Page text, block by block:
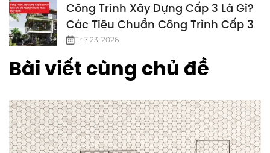
Công Trình Xây Dựng Cấp 3 Là Gì?
Các Tiêu Chuẩn Công Trình Cấp 3
Th7 23, 2026
Bài viết cùng chủ đề